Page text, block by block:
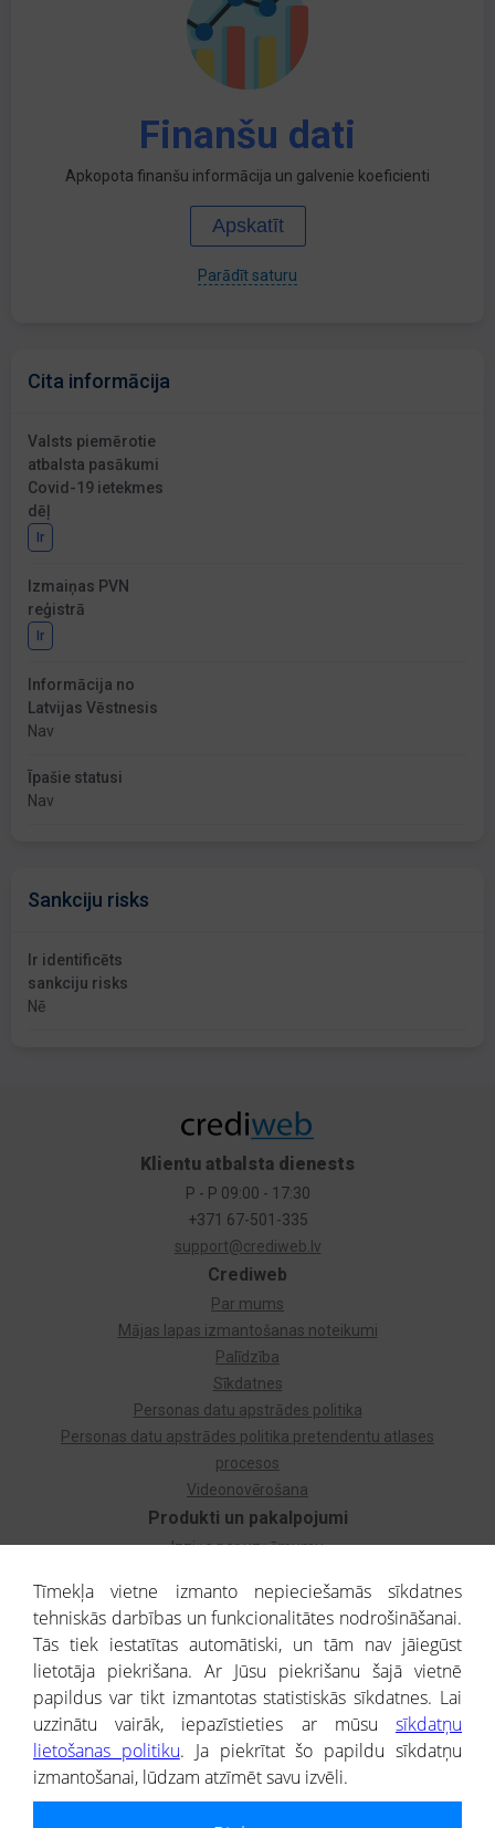
Finanšu dati
Apkopota finanšu informācija un galvenie koeficienti
Apskatīt
Parādīt saturu
Cita informācija
Valsts piemērotie
atbalsta pasākumi
Covid-19 ietekmes
dēļ
Ir
Izmaiņas PVN
reģistrā
Ir
Informācija no
Latvijas Vēstnesis
Nav
Īpašie statusi
Nav
Sankciju risks
Ir identificēts
sankciju risks
Nē
Produkti un pakalpojumi
Izziņa par uzņēmumu
Dzimtas koks
Uzņēmumu atlase
Monitorings
Kredītizziņa par ārvalstu uzņēmumiem
Crediweb
Par mums
Mājas lapas izmantošanas noteikumi
Palīdzība
Sīkdatnes
Personas datu apstrādes politika
Personas datu apstrādes politika pretendentu atlases
procesos
Videonovērošana
Klientu atbalsta dienests
P - P 09:00 - 17:30
+371 67-501-335
support@crediweb.lv
® CREDITREFORM Latvija
SIA
Tīmekļa vietne izmanto nepieciešamās sīkdatnes
tehniskās darbības un funkcionalitātes nodrošināšanai.
Tās tiek iestatītas automātiski, un tām nav jāiegūst
lietotāja piekrišana. Ar Jūsu piekrišanu šajā vietnē
papildus var tikt izmantotas statistiskās sīkdatnes. Lai
uzzinātu vairāk, iepazīstieties ar mūsu sīkdatņu
lietošanas politiku. Ja piekrītat šo papildu sīkdatņu
izmantošanai, lūdzam atzīmēt savu izvēli.